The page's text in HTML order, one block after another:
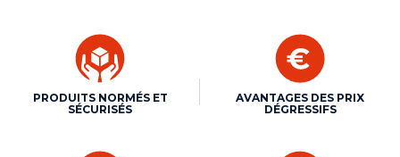
PRODUITS NORMÉS ET
SÉCURISÉS
AVANTAGES DES PRIX
DÉGRESSIFS